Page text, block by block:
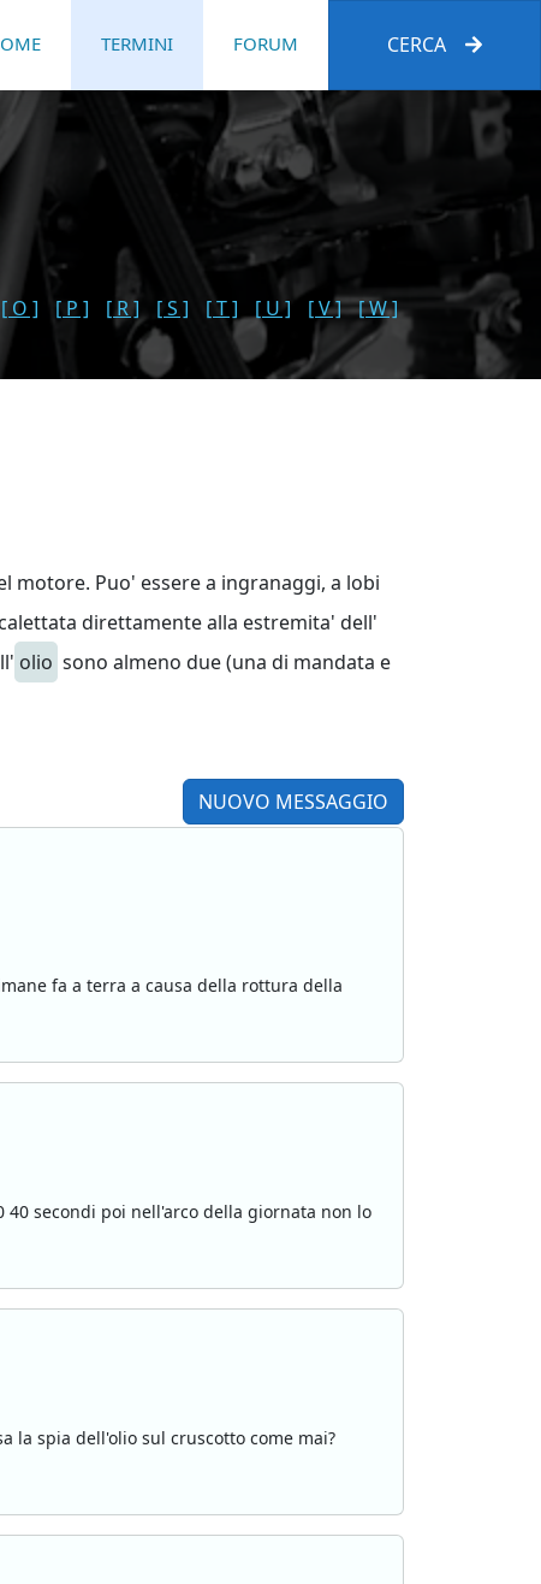
TERMINI FORUM CERCA
[ O ] [ P ] [ R ] [ S ] [ T ] [ U ] [ V ]
[ W ]
motore. Puo' essere a ingranaggi, a lobi
direttamente alla estremita' dell'
olio sono almeno due (una di mandata e
NUOVO MESSAGGIO
fa a terra a causa della rottura della
40 secondi poi nell'arco della giornata non lo
la spia dell'olio sul cruscotto come mai?